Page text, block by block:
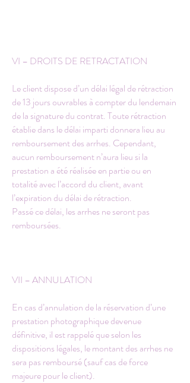
VI – DROITS DE RETRACTATION
Le client dispose d’un délai légal de rétraction
de 13 jours ouvrables à compter du lendemain
de la signature du contrat. Toute rétraction
établie dans le délai imparti donnera lieu au
remboursement des arrhes. Cependant,
aucun remboursement n’aura lieu si la
prestation a été réalisée en partie ou en
totalité avec l’accord du client, avant
l’expiration du délai de rétraction.
Passé ce délai, les arrhes ne seront pas
remboursées.
VII – ANNULATION
En cas d’annulation de la réservation d’une
prestation photographique devenue
définitive, il est rappelé que selon les
dispositions légales, le montant des arrhes ne
sera pas remboursé (sauf cas de force
majeure pour le client).